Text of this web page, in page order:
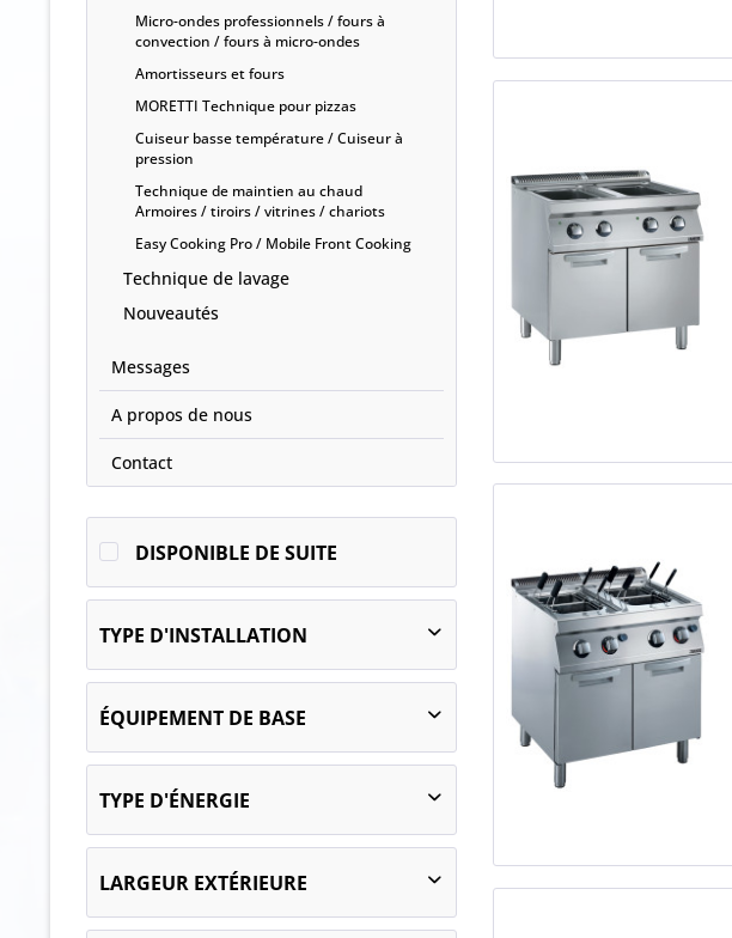
Micro-ondes professionnels / fours à
convection / fours à micro-ondes
Amortisseurs et fours
MORETTI Technique pour pizzas
Cuiseur basse température / Cuiseur à
pression
Technique de maintien au chaud
Armoires / tiroirs / vitrines / chariots
Easy Cooking Pro / Mobile Front Cooking
Technique de lavage
Nouveautés
Messages
A propos de nous
Contact
DISPONIBLE DE SUITE
TYPE D'INSTALLATION
ÉQUIPEMENT DE BASE
1 x fermé
2 x Compartiment placard avec porte
TYPE D'ÉNERGIE
LARGEUR EXTÉRIEURE